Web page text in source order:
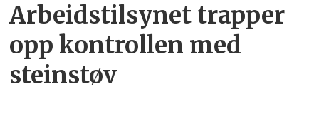
Arbeidstilsynet trapper
opp kontrollen med
steinstøv